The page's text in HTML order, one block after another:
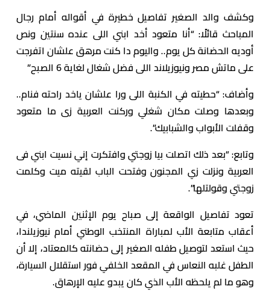
وكشف والد الصغير تفاصيل خطيرة في أقواله أمام رجال
المباحث قائلًا: “أنا متعود أخد ابني اللى عنده سنتين ونص
أوديه الحضانة كل يوم.. واليوم دا كنت مرهق علشان اتفرجت
على ماتش مصر ونيوزيلاند اللى فضل شغال لغاية 6 الصبح”
وأضاف: “حطيته في الكنبة اللى ورا علشان ياخد راحته فنام..
وبعدها وصلت مكان شغلي وركنت العربية زى ما متعود
وقفلت الأبواب والشبابيك”.
وتابع: “بعد ذلك اتصلت بيا زوجتي وافتكرت إني نسيت ابني فى
العربية ونزلت زي المجنون وفتحت الباب لقيته ميت وكلمت
زوجتي وقولتلها”.
تعود تفاصيل الواقعة إلى صباح يوم الإثنين الماضي، في
أعقاب متابعة الأب لمباراة المنتخب الوطني أمام نيوزيلندا،
حيث استعد لتوصيل طفله الصغير إلى حضانته كالمعتاد، إلا أن
الطفل غلبه النعاس في المقعد الخلفي فور استقلال السيارة،
وهو ما لم يلحظه الأب الذي كان يبدو عليه الإرهاق.